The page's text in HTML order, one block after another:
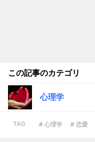
この記事のカテゴリ
心理学
TAG # 心理学 # 恋愛